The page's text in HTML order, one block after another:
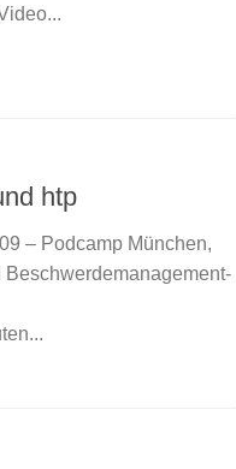
htp
– Podcamp München,